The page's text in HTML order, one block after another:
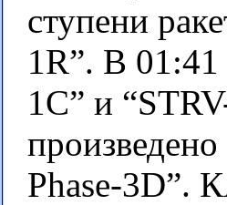
ступени
1R”. В
1C” и
Phase-3D”.